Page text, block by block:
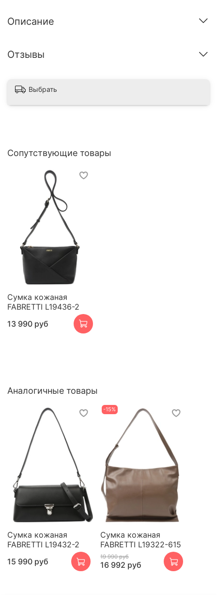
Описание
Отзывы
Выбрать
Сопутствующие товары
Сумка кожаная
FABRETTI L19436-2
13 990 руб
Аналогичные товары
Сумка кожаная
FABRETTI L19432-2
15 990 руб
-15%
Сумка кожаная
FABRETTI L19322-615
19 990 руб
16 992 руб